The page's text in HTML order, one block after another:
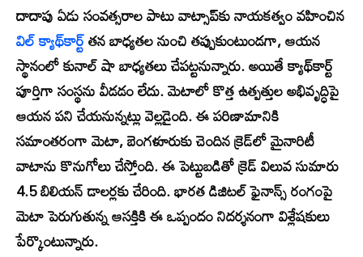
దాదాపు ఏడు సంవత్సరాల పాటు వాట్సాప్‌కు నాయకత్వం వహించిన
విల్ క్యాథ్‌కార్ట్తన బాధ్యతల నుంచి తప్పుకుంటుండగా, ఆయన
స్థానంలో కునాల్ షా బాధ్యతలు చేపట్టనున్నారు. అయితే క్యాథ్‌కార్ట్
పూర్తిగా సంస్థను వీడడం లేదు. మెటాలో కొత్త ఉత్పత్తుల అభివృద్ధిపై
ఆయన పని చేయనున్నట్లు వెల్లడైంది. ఈ పరిణామానికి
సమాంతరంగా మెటా, బెంగళూరుకు చెందిన క్రెడ్‌లో మైనారిటీ
వాటాను కొనుగోలు చేస్తోంది. ఈ పెట్టుబడితో క్రెడ్ విలువ సుమారు
4.5 బిలియన్ డాలర్లకు చేరింది. భారత డిజిటల్ ఫైనాన్స్ రంగంపై
మెటా పెరుగుతున్న ఆసక్తికి ఈ ఒప్పందం నిదర్శనంగా విశ్లేషకులు
పేర్కొంటున్నారు.